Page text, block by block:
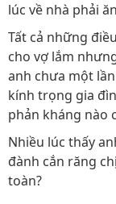
lúc về nhà phải
Tất cả những
cho vợ lắm
anh chưa một
kính trọng gia
phản kháng nào
Nhiều lúc thấy
đành cắn răng
toàn?